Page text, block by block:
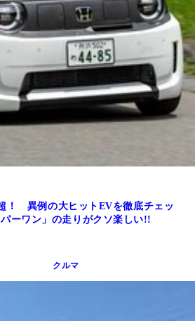
！ 異例の大ヒットEVを徹底チェッ
ーワン」の走りがクソ楽しい!!
クルマ